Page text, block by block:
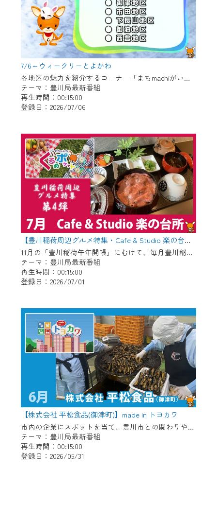
7/6～ウィークリーとよかわ
各地区の魅力を紹介するコーナー「まちmachiがいど」傑作選 〇御津地区 〇市田地区 〇下長山地区 〇御油地区 〇豊地区
テーマ：豊川局最新番組
再生時間：00:15:00
登録日：2026/07/06
【豊川稲荷周辺グルメ特集・Cafe & Studio 楽の台所】Cちゃんのぐるめポケット
11月の「豊川稲荷午年開帳」にむけて、毎月豊川稲荷周辺のグルメを紹介します！ 今回は昨年6月にオープンした管理栄養士がプロデュースするお店「Cafe & Studio 楽の台所」です。
テーマ：豊川局最新番組
再生時間：00:15:00
登録日：2026/07/01
【株式会社 平松食品(御津町)】made in トヨカワ
市内の企業にスポットを当て、豊川市との関わりや自慢の商品などを放送。 【紹介企業】株式会社 平松食品(御津町)
テーマ：豊川局最新番組
再生時間：00:15:00
登録日：2026/05/31